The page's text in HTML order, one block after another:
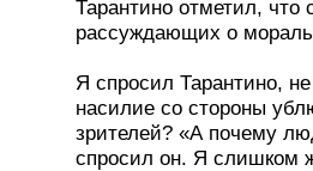
Тарантино отметил, что
рассуждающих о
Я спросил Тарантино,
насилие со стороны
зрителей? «А почему
спросил он. Я слишком